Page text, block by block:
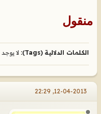
منقول
الكلمات الدلالية (Tags): لا يوجد
12-04-2013, 22:29